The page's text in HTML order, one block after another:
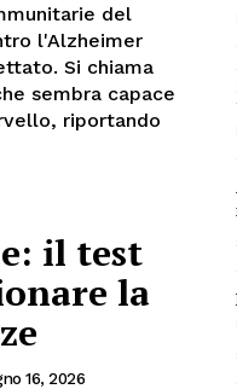
del
l'Alzheimer
Si chiama
sembra capace
riportando
il test
la
16, 2026